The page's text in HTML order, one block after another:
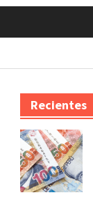
Recientes